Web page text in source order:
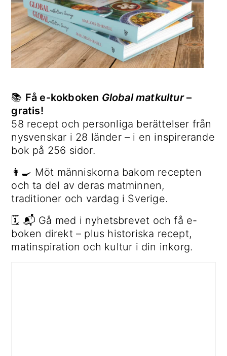
📚 Få e-kokboken Global matkultur–
gratis!
58 recept och personliga berättelser från
nysvenskar i 28 länder – i en inspirerande
bok på 256 sidor.
👩‍🍳 Möt människorna bakom recepten
och ta del av deras matminnen,
traditioner och vardag i Sverige.
🗓 📬 Gå med i nyhetsbrevet och få e-
boken direkt – plus historiska recept,
matinspiration och kultur i din inkorg.